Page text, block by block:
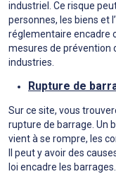
industriel. Ce risque
personnes, les biens et
réglementaire encadre
mesures de prévention
industries.
Rupture de
Sur ce site, vous
rupture de barrage. Un
vient à se rompre, les
Il peut y avoir des
loi encadre les